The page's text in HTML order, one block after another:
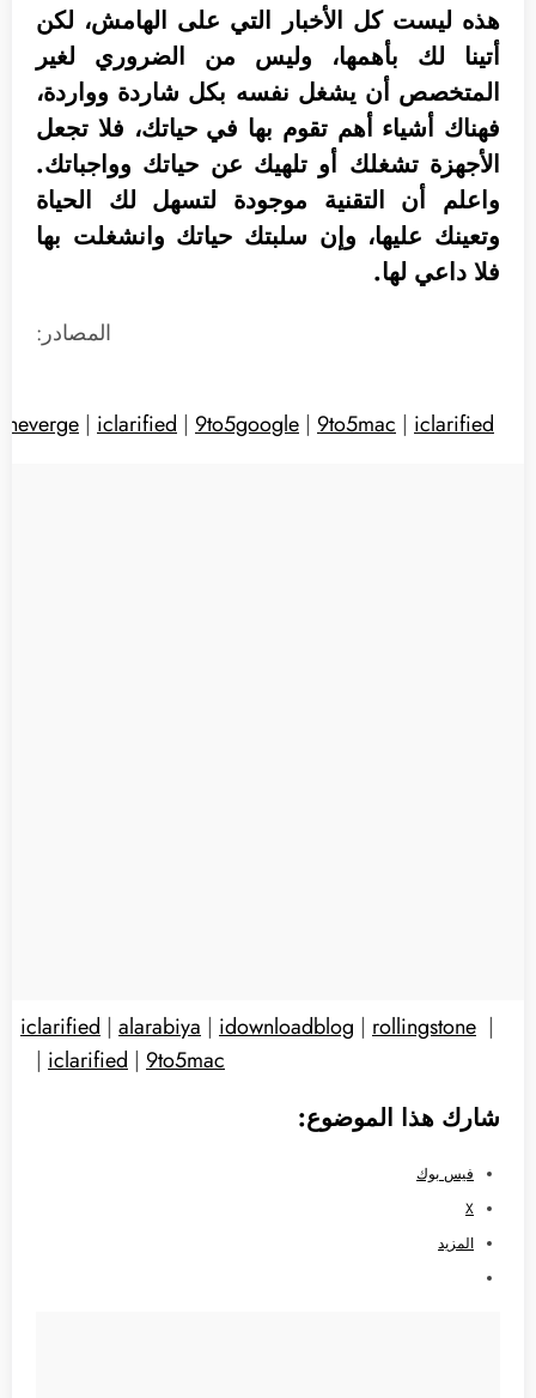
هذه ليست كل الأخبار التي على الهامش، لكن
أتينا لك بأهمها، وليس من الضروري لغير
المتخصص أن يشغل نفسه بكل شاردة وواردة،
فهناك أشياء أهم تقوم بها في حياتك، فلا تجعل
الأجهزة تشغلك أو تلهيك عن حياتك وواجباتك.
واعلم أن التقنية موجودة لتسهل لك الحياة
وتعينك عليها، وإن سلبتك حياتك وانشغلت بها
فلا داعي لها.
المصادر:
theverge | iclarified | 9to5google | 9to5mac | iclarified
|
iclarified | alarabiya | idownloadblog | rollingstone
| iclarified | 9to5mac
شارك هذا الموضوع:
فيس بوك
X
المزيد